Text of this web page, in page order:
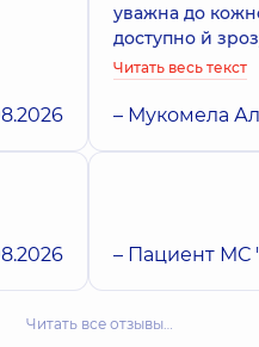
уважна до
доступно й
Читать весь текст
– Мукомела
– Пациент МС
Читать все отзывы…